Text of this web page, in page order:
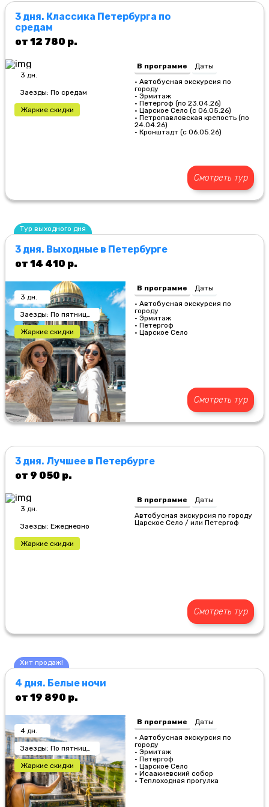
3 дня. Классика Петербурга по
средам
от 12 780 р.
3 дн.
Заезды: По средам
Жаркие скидки
В программе
Даты
• Автобусная экскурсия по
городу
• Эрмитаж
• Петергоф (по 23.04.26)
• Царское Село (с 06.05.26)
• Петропавловская крепость (по
24.04.26)
• Кронштадт (с 06.05.26)
Смотреть тур
Тур выходного дня
3 дня. Выходные в Петербурге
от 14 410 р.
3 дн.
Заезды: По пятницам
Жаркие скидки
В программе
Даты
• Автобусная экскурсия по
городу
• Эрмитаж
• Петергоф
• Царское Село
Смотреть тур
3 дня. Лучшее в Петербурге
от 9 050 р.
3 дн.
Заезды: Ежедневно
Жаркие скидки
В программе
Даты
Автобусная экскурсия по городу
Царское Село / или Петергоф
Смотреть тур
Хит продаж!
4 дня. Белые ночи
от 19 890 р.
4 дн.
Жаркие скидки
В программе
Даты
• Автобусная экскурсия по
городу
• Эрмитаж
• Петергоф
• Царское Село
• Исаакиевский собор
• Теплоходная прогулка